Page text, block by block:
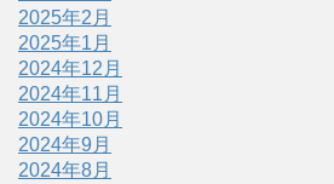
2025年2月
2025年1月
2024年12月
2024年11月
2024年10月
2024年9月
2024年8月